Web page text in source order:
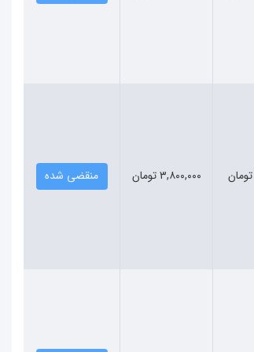
۳,۸۰۰,۰۰۰ تومان منقضی شده